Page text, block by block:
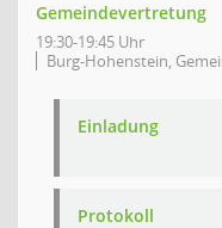
Gemeindevertretung
19:30-19:45 Uhr
Burg-Hohenstein,
Einladung
Protokoll